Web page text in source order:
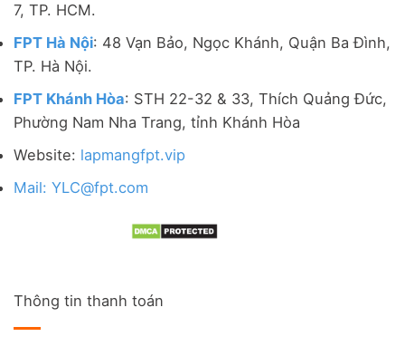
7, TP. HCM.
FPT Hà Nội: 48 Vạn Bảo, Ngọc Khánh, Quận Ba Đình,
TP. Hà Nội.
FPT Khánh Hòa: STH 22-32 & 33, Thích Quảng Đức,
Phường Nam Nha Trang, tỉnh Khánh Hòa
Website: lapmangfpt.vip
Mail: YLC@fpt.com
Thông tin thanh toán